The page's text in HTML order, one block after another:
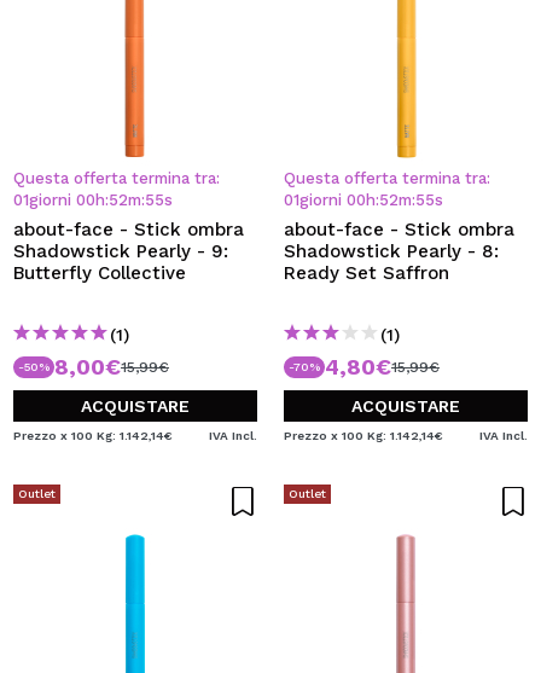
Questa offerta termina tra:
01giorni 00 h:52m:54s
about-face - Stick ombra
Shadowstick Pearly - 9:
Butterfly Collective
(1)
-50% 8,00€15,99€
ACQUISTARE
Prezzo x 100 Kg: 1.142,14€ IVA Incl.
Questa offerta termina tra:
01giorni 00 h:52m:54s
about-face - Stick ombra
Shadowstick Pearly - 8:
Ready Set Saffron
(1)
-70% 4,80€15,99€
ACQUISTARE
Prezzo x 100 Kg: 1.142,14€ IVA Incl.
Outlet Outlet